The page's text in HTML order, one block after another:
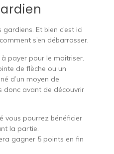
Et bien c’est ici
s’en débarrasser.
payer pour le maitriser.
de flèche ou un
d’un moyen de
donc avant de découvrir
vous pourrez bénéficier
la partie.
gagner 5 points en fin